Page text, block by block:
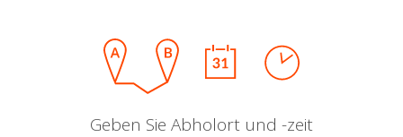
Geben Sie Abholort und -zeit